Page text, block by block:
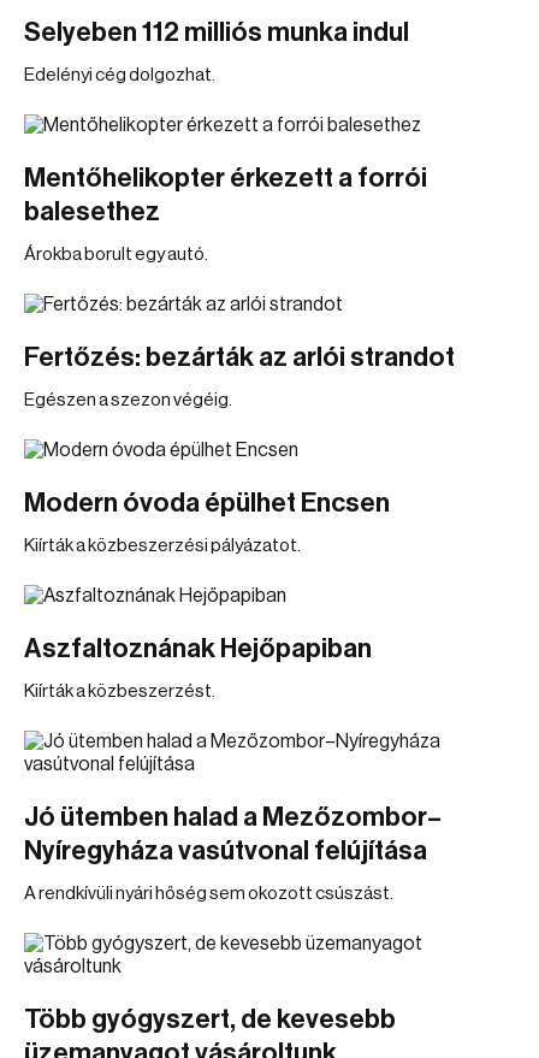
Selyeben 112 milliós munka indul
Edelényi cég dolgozhat.
Mentőhelikopter érkezett a forrói
balesethez
Árokba borult egy autó.
Fertőzés: bezárták az arlói strandot
Egészen a szezon végéig.
Modern óvoda épülhet Encsen
Kiírták a közbeszerzési pályázatot.
Aszfaltoznának Hejőpapiban
Kiírták a közbeszerzést.
Jó ütemben halad a Mezőzombor–
Nyíregyháza vasútvonal felújítása
A rendkívüli nyári hőség sem okozott csúszást.
Több gyógyszert, de kevesebb